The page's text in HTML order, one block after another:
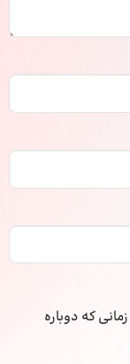
که دوباره